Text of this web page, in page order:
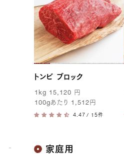
トンビ ブロック
1kg 15,120 円
100gあたり 1,512 円
/ 15件
神戸牛
家庭用